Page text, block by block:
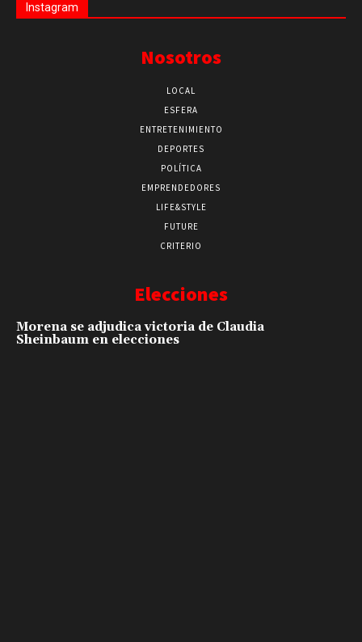
Instagram
Nosotros
LOCAL
ESFERA
ENTRETENIMIENTO
DEPORTES
POLÍTICA
EMPRENDEDORES
LIFE&STYLE
FUTURE
CRITERIO
Elecciones
Morena se adjudica victoria de Claudia
Sheinbaum en elecciones